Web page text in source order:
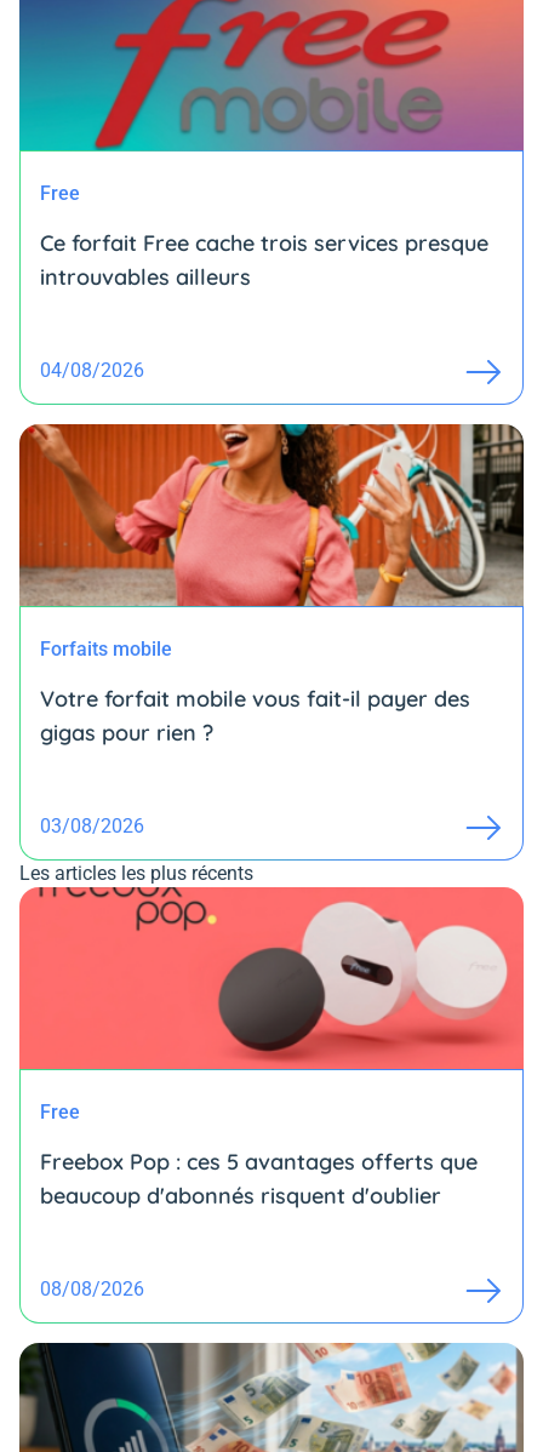
Free
Ce forfait Free cache trois services presque
introuvables ailleurs
04/08/2026
Forfaits mobile
Votre forfait mobile vous fait-il payer des
gigas pour rien ?
03/08/2026
Les articles les plus récents
Free
Freebox Pop : ces 5 avantages offerts que
beaucoup d'abonnés risquent d'oublier
08/08/2026